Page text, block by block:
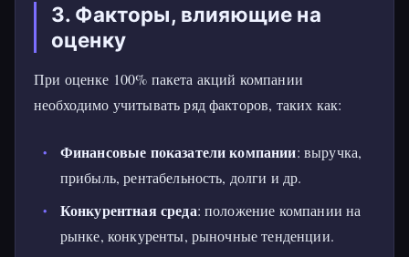
3. Факторы, влияющие на
оценку
При оценке 100% пакета акций компании
необходимо учитывать ряд факторов, таких как:
Финансовые показатели компании: выручка,
прибыль, рентабельность, долги и др.
Конкурентная среда: положение компании на
рынке, конкуренты, рыночные тенденции.